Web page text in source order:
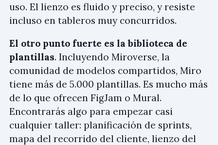
uso. El lienzo es fluido y preciso, y resiste
incluso en tableros muy concurridos.
El otro punto fuerte es la biblioteca de
plantillas. Incluyendo Miroverse, la
comunidad de modelos compartidos, Miro
tiene más de 5.000 plantillas. Es mucho más
de lo que ofrecen FigJam o Mural.
Encontrarás algo para empezar casi
cualquier taller: planificación de sprints,
mapa del recorrido del cliente, lienzo del